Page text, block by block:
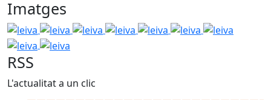
Imatges
leiva leiva leiva leiva leiva leiva leiva
leiva
RSS
L'actualitat a un clic